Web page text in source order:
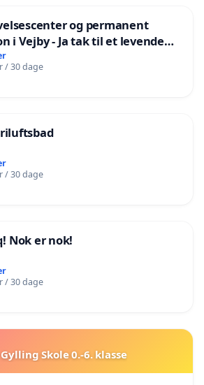
og permanent
i Vejby - Ja tak til et levende
/ 30 dage
/ 30 dage
Nok er nok!
/ 30 dage
Skole 0.-6. klasse